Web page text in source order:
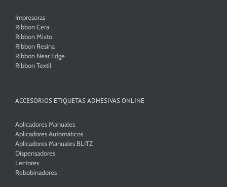
Impresoras
Ribbon Cera
Ribbon Mixto
Ribbon Resina
Ribbon Near Edge
Ribbon Textil
ACCESORIOS ETIQUETAS ADHESIVAS ONLINE
Aplicadores Manuales
Aplicadores Automáticos
Aplicadores Manuales BLITZ
Dispensadores
Lectores
Rebobinadores